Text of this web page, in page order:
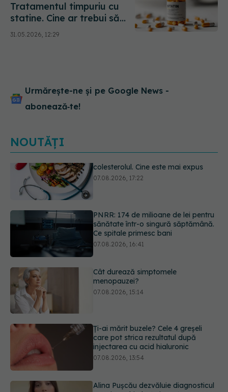
Tratamentul timpuriu cu
statine. Cine ar trebui să
înceapă prevenția și ce
spun noile studii
31.05.2026, 12:29
Urmărește-ne și pe Google News -
abonează‑te!
NOUTĂȚI
PNRR: 174 de milioane de lei pentru
Cât durează simptomele
menopauzei?
Ți-ai mărit buzele? Cele 4 greșeli
Alina Pușcău dezvăluie diagnosticul
care i-a schimbat viața: Am cancer